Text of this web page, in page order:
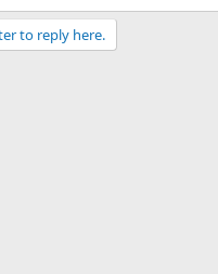
to reply here.